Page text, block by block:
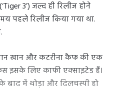
3’) जल्द ही रिलीज होने
पहले रिलीज किया गया था.
खान और कटरीना कैफ की एक
इसके लिए काफी एक्साइटेड हैं।
में थोड़ा और दिलचस्पी हो